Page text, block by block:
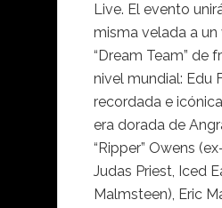
Live. El evento
misma velada a un
“Dream Team” de
nivel mundial: Edu
recordada e
era dorada de
“Ripper” Owens
Judas Priest, Iced
Malmsteen), Eric